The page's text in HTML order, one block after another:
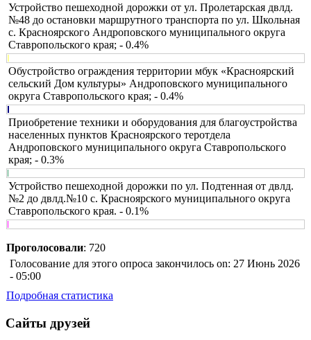
Устройство пешеходной дорожки от ул. Пролетарская двлд.
№48 до остановки маршрутного транспорта по ул. Школьная
с. Красноярского Андроповского муниципального округа
Ставропольского края; - 0.4%
Обустройство ограждения территории мбук «Красноярский
сельский Дом культуры» Андроповского муниципального
округа Ставропольского края; - 0.4%
Приобретение техники и оборудования для благоустройства
населенных пунктов Красноярского теротдела
Андроповского муниципального округа Ставропольского
края; - 0.3%
Устройство пешеходной дорожки по ул. Подтенная от двлд.
№2 до двлд.№10 с. Красноярского муниципального округа
Ставропольского края. - 0.1%
Проголосовали: 720
Голосование для этого опроса закончилось on: 27 Июнь 2026
- 05:00
Подробная статистика
Сайты друзей